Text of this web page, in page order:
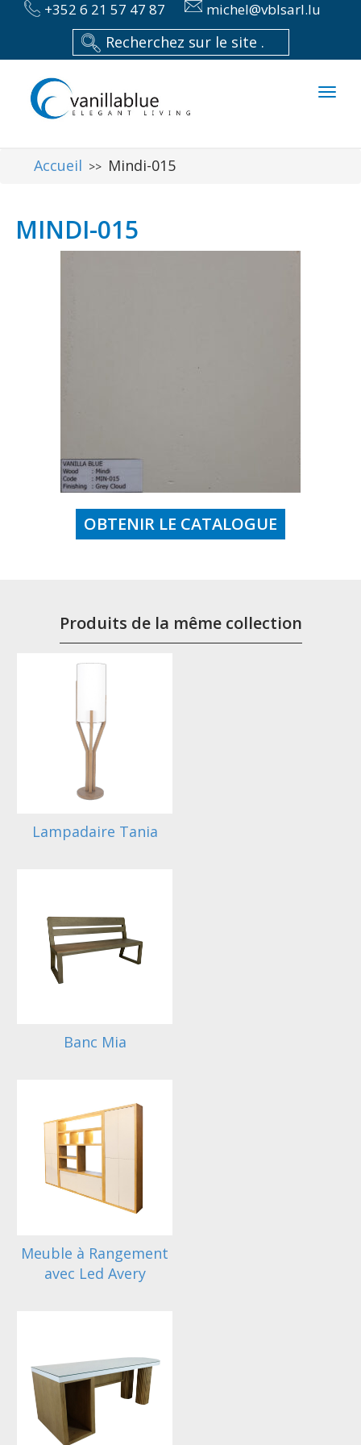
+352 6 21 57 47 87 michel@vblsarl.lu
Accueil >> Mindi-015
MINDI-015
OBTENIR LE CATALOGUE
Produits de la même collection
Lampadaire Tania
Banc Mia
Meuble à Rangement
avec Led Avery